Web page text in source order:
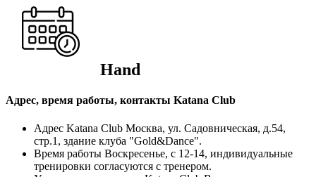
Hand
Адрес, время работы, контакты Katana Club
Адрес Katana Club Москва, ул. Садовническая, д.54,
стр.1, здание клуба "Gold&Dance".
Время работы Воскресенье, с 12-14, индивидуальные
тренировки согласуются с тренером.